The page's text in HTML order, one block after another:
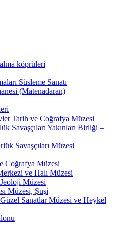
köprüleri
Süsleme Sanatı
(Matenadaran)
Tarih ve Coğrafya Müzesi
Savaşçıları Yakınları Birliği –
Savaşçıları Müzesi
Coğrafya Müzesi
ve Halı Müzesi
Müzesi
Müzesi, Şuşi
Sanatlar Müzesi ve Heykel